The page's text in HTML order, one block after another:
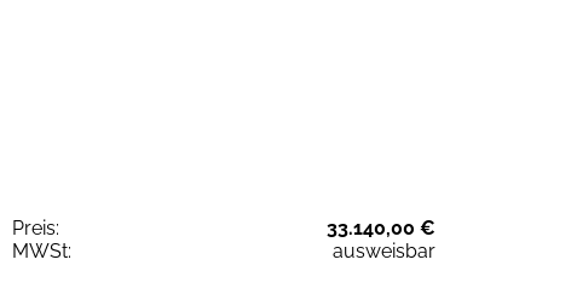
Preis:
33.140,00 €
MWSt:
ausweisbar